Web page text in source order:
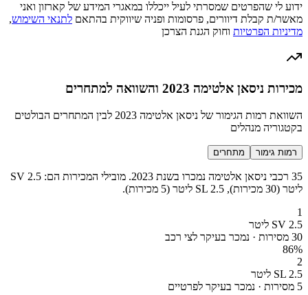
ידוע לי שהפרטים שמסרתי לעיל ייכללו במאגרי המידע של קארזון ואני
מאשר/ת קבלת דיוורים, פרסומות ופניה שיווקית בהתאם לתנאי השימוש,
מדיניות הפרטיות וחוק הגנת הצרכן
מכירות ניסאן אלטימה 2023 והשוואה למתחרים
השוואת רמות הגימור של ניסאן אלטימה 2023 לבין המתחרים הבולטים
בקטגוריה מנהלים
רמות גימור מתחרים
35 רכבי ניסאן אלטימה נמכרו בשנת 2023. מובילי המכירות הם: SV 2.5
ליטר (30 מכירות), SL 2.5 ליטר (5 מכירות).
1
SV 2.5 ליטר
30 מסירות · נמכר בעיקר לצי רכב
86%
2
SL 2.5 ליטר
5 מסירות · נמכר בעיקר לפרטיים